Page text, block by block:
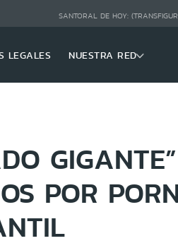
SANTORAL DE HOY:
LEGALES NUESTRA RED
POR